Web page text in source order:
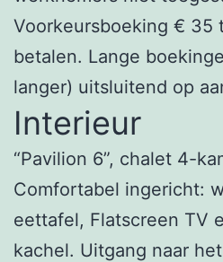
Voorkeursboeking € 35
betalen. Lange
langer) uitsluitend op
Interieur
“Pavilion 6”, chalet 4-
Comfortabel ingericht:
eettafel, Flatscreen TV
kachel. Uitgang naar